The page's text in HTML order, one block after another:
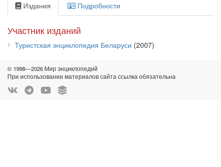
Издания Подробности
Участник изданий
Туристская энциклопедия Беларуси (2007)
© 1998—2026 Мир энциклопедий
При использовании материалов сайта ссылка обязательна